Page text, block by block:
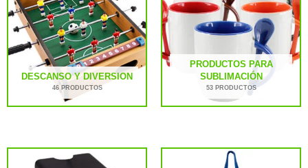
DESCANSO Y DIVERSION
46 PRODUCTOS
PRODUCTOS PARA
SUBLIMACIÓN
53 PRODUCTOS